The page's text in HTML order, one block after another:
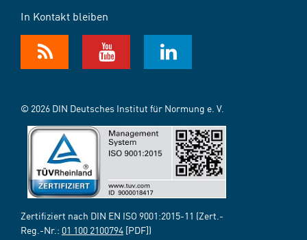
In Kontakt bleiben
© 2026 DIN Deutsches Institut für Normung e. V.
Zertifiziert nach DIN EN ISO 9001:2015-11 (Zert.-
Reg.-Nr.: 01 100 2100794 [PDF])